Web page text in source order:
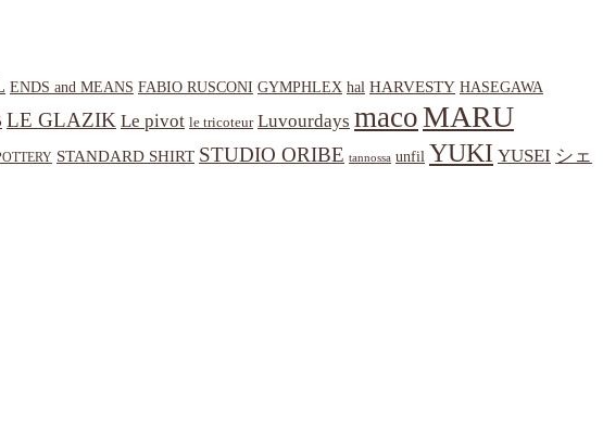
ENDS and MEANS FABIO RUSCONI GYMPHLEX hal HARVESTY HASEGAWA
LE GLAZIK Le pivot le tricoteur Luvourdays macoMARU
STANDARD SHIRT STUDIO ORIBE tannossa unfil YUKI YUSEI シェ